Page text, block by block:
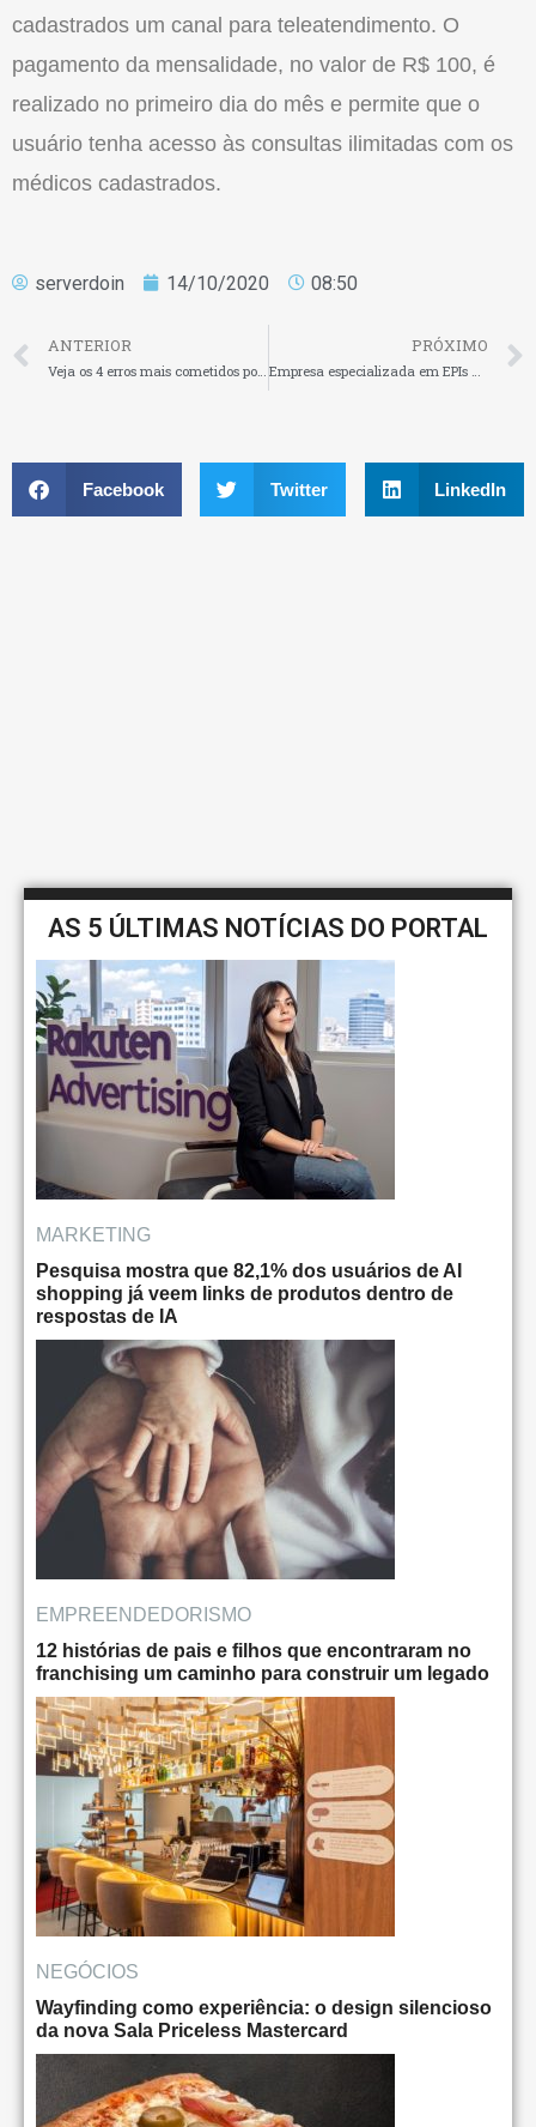
cadastrados um canal para teleatendimento. O
pagamento da mensalidade, no valor de R$ 100, é
realizado no primeiro dia do mês e permite que o
usuário tenha acesso às consultas ilimitadas com os
médicos cadastrados.
serverdoin 14/10/2020 08:50
ANTERIOR PRÓXIMO
Facebook Twitter LinkedIn
AS 5 ÚLTIMAS NOTÍCIAS DO PORTAL
MARKETING
Pesquisa mostra que 82,1% dos usuários de AI
shopping já veem links de produtos dentro de
respostas de IA
EMPREENDEDORISMO
12 histórias de pais e filhos que encontraram no
franchising um caminho para construir um legado
NEGÓCIOS
Wayfinding como experiência: o design silencioso
da nova Sala Priceless Mastercard